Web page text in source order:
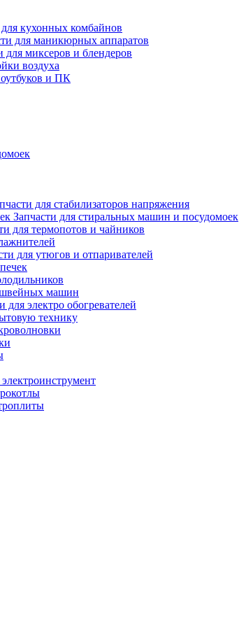
для кухонных комбайнов
для маникюрных аппаратов
для миксеров и блендеров
воздуха
и ПК
для стабилизаторов напряжения
Запчасти для стиральных машин и посудомоек
для термопотов и чайников
для утюгов и отпаривателей
швейных машин
для электро обогревателей
технику